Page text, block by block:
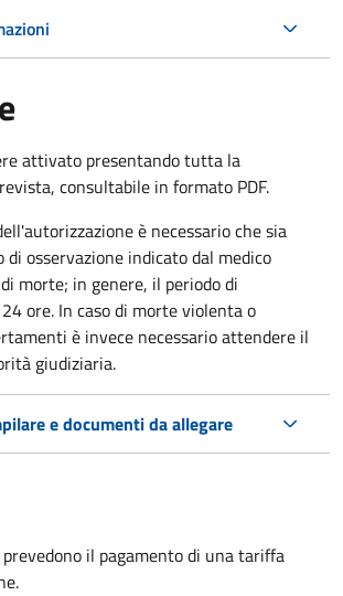
attivato presentando tutta la
consultabile in formato PDF.
è necessario che sia
osservazione indicato dal medico
morte; in genere, il periodo di
ore. In caso di morte violenta o
è invece necessario attendere il
giudiziaria.
e documenti da allegare
il pagamento di una tariffa